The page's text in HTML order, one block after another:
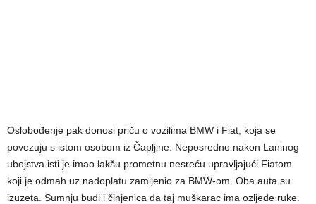
Oslobođenje pak donosi priču o vozilima BMW i Fiat, koja se
povezuju s istom osobom iz Čapljine. Neposredno nakon Laninog
ubojstva isti je imao lakšu prometnu nesreću upravljajući Fiatom
koji je odmah uz nadoplatu zamijenio za BMW-om. Oba auta su
izuzeta. Sumnju budi i činjenica da taj muškarac ima ozljede ruke.